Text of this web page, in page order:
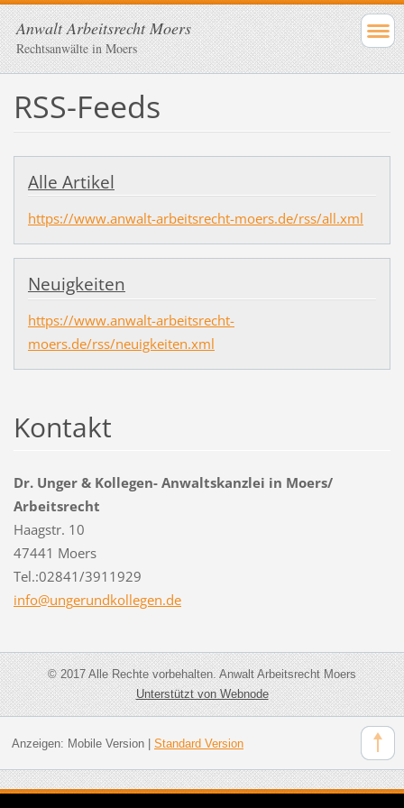
Anwalt Arbeitsrecht Moers
Rechtsanwälte in Moers
RSS-Feeds
Alle Artikel
https://www.anwalt-arbeitsrecht-moers.de/rss/all.xml
Neuigkeiten
https://www.anwalt-arbeitsrecht-
moers.de/rss/neuigkeiten.xml
Kontakt
Dr. Unger & Kollegen- Anwaltskanzlei in Moers/
Arbeitsrecht
Haagstr. 10
47441 Moers
Tel.:02841/3911929
info@ungerundkollegen.de
© 2017 Alle Rechte vorbehalten. Anwalt Arbeitsrecht Moers
Unterstützt von Webnode
Anzeigen: Mobile Version| Standard Version